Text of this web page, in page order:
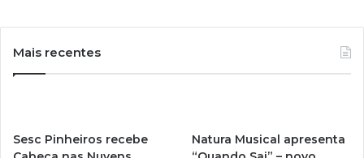
g
Mais recentes
Sesc Pinheiros recebe
Natura Musical apresenta